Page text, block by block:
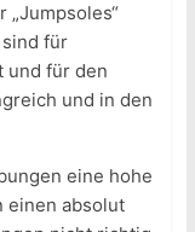
„Jumpsoles“
für
und für den
und in den
eine hohe
einen absolut